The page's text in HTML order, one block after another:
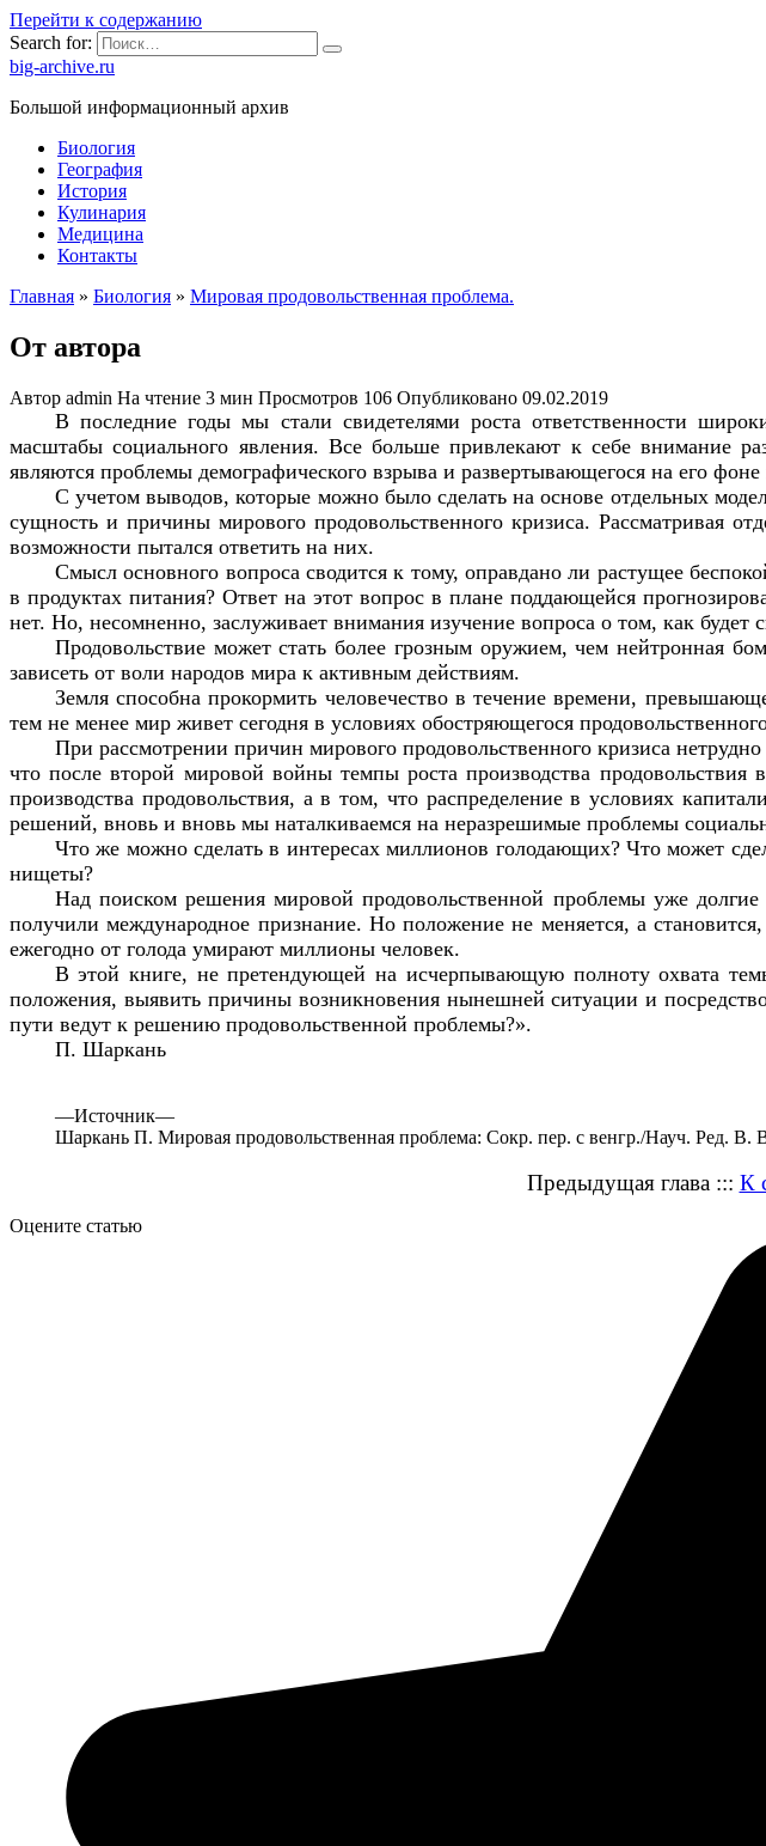
Перейти к содержанию
Search for:
big-archive.ru
Большой информационный архив
Биология
География
История
Кулинария
Медицина
Контакты
Главная » Биология » Мировая продовольственная проблема.
От автора
Автор admin На чтение 3 мин Просмотров 106 Опубликовано 09.02.2019
В последние годы мы стали свидетелями роста ответственности
масштабы социального явления. Все больше привлекают к себе внимание
являются проблемы демографического взрыва и развертывающегося на его
С учетом выводов, которые можно было сделать на основе отдельных
сущность и причины мирового продовольственного кризиса. Рассматривая
возможности пытался ответить на них.
Смысл основного вопроса сводится к тому, оправдано ли растущее
в продуктах питания? Ответ на этот вопрос в плане поддающейся
нет. Но, несомненно, заслуживает внимания изучение вопроса о том, как
Продовольствие может стать более грозным оружием, чем нейтронная
зависеть от воли народов мира к активным действиям.
Земля способна прокормить человечество в течение времени,
тем не менее мир живет сегодня в условиях обостряющегося
При рассмотрении причин мирового продовольственного кризиса
что после второй мировой войны темпы роста производства
производства продовольствия, а в том, что распределение в условиях
решений, вновь и вновь мы наталкиваемся на неразрешимые проблемы
Что же можно сделать в интересах миллионов голодающих? Что может
нищеты?
Над поиском решения мировой продовольственной проблемы уже
получили международное признание. Но положение не меняется, а
ежегодно от голода умирают миллионы человек.
В этой книге, не претендующей на исчерпывающую полноту охвата
положения, выявить причины возникновения нынешней ситуации и
пути ведут к решению продовольственной проблемы?».
П. Шаркань
—Источник—
Шаркань П. Мировая продовольственная проблема: Сокр. пер. с венгр./Науч. Ред.
Предыдущая глава ::: К
Оцените статью